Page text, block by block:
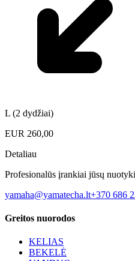
L (2 dydžiai)
EUR 260,00
Detaliau
Profesionalūs įrankiai jūsų
yamaha@yamatecha.lt+370 686
Greitos nuorodos
KELIAS
BEKELĖ